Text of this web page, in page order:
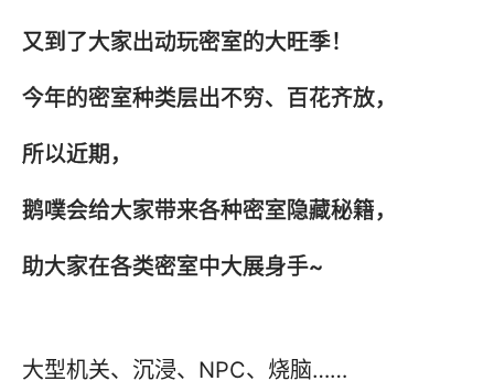
又到了大家出动玩密室的大旺季！
今年的密室种类层出不穷、百花齐放，
所以近期，
鹅噗会给大家带来各种密室隐藏秘籍，
助大家在各类密室中大展身手~
大型机关、沉浸、NPC、烧脑……